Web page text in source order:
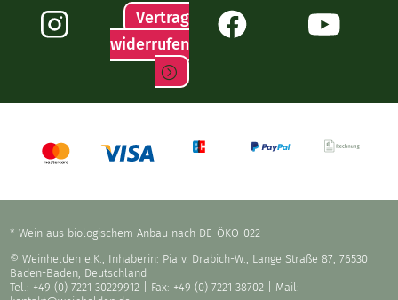
Vertrag
widerrufen
* Wein aus biologischem Anbau nach DE-ÖKO-022
© Weinhelden e.K., Inhaberin: Pia v. Drabich-W., Lange Straße 87, 76530
Baden-Baden, Deutschland
Tel.: +49 (0) 7221 30229912
| Fax: +49 (0) 7221 38702 | Mail: